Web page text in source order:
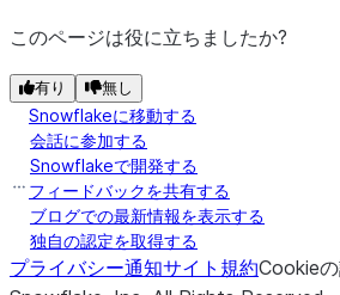
strftime(date_format)
to_period([freq])
to_pydatetime ()
freqstr
Return
hour
inferred_freq
Tries to
このページは役に立ちましたか?
有り 無し
Snowflakeに移動する
会話に参加する
Snowflakeで開発する
フィードバックを共有する
ブログでの最新情報を表示する
独自の認定を取得する
プライバシー通知サイト規約Cookie